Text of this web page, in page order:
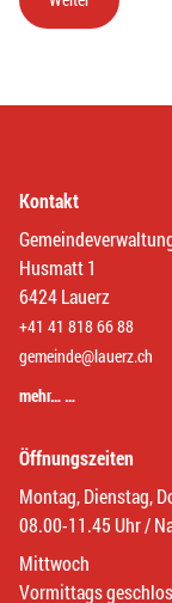
Kontakt
Husmatt 1
6424 Lauerz
+41 41 818 66 88
gemeinde@lauerz.ch
mehr… …
Öffnungszeiten
Montag, Dienstag,
08.00-11.45 Uhr /
Mittwoch
Vormittags